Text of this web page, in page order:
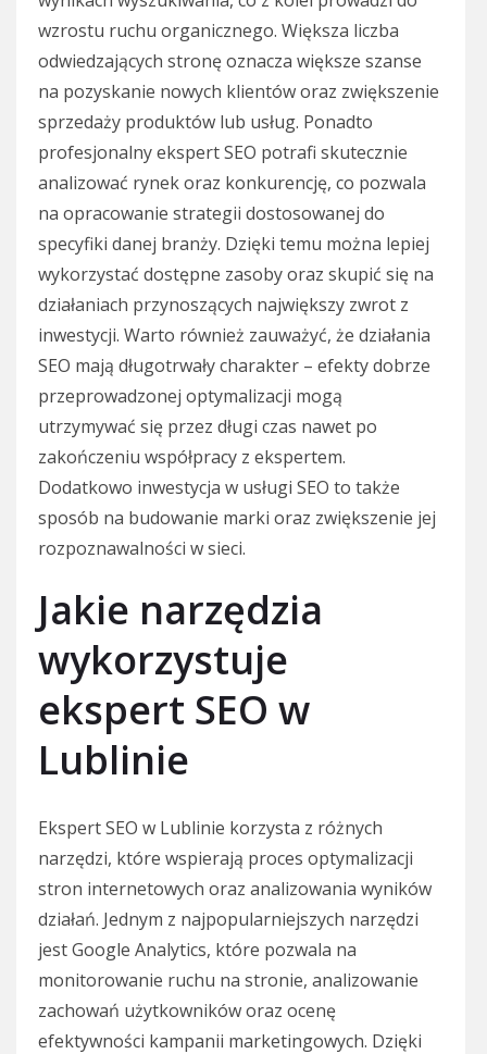
wzrostu ruchu organicznego. Większa liczba
odwiedzających stronę oznacza większe szanse
na pozyskanie nowych klientów oraz zwiększenie
sprzedaży produktów lub usług. Ponadto
profesjonalny ekspert SEO potrafi skutecznie
analizować rynek oraz konkurencję, co pozwala
na opracowanie strategii dostosowanej do
specyfiki danej branży. Dzięki temu można lepiej
wykorzystać dostępne zasoby oraz skupić się na
działaniach przynoszących największy zwrot z
inwestycji. Warto również zauważyć, że działania
SEO mają długotrwały charakter – efekty dobrze
przeprowadzonej optymalizacji mogą
utrzymywać się przez długi czas nawet po
zakończeniu współpracy z ekspertem.
Dodatkowo inwestycja w usługi SEO to także
sposób na budowanie marki oraz zwiększenie jej
rozpoznawalności w sieci.
Jakie narzędzia
wykorzystuje
ekspert SEO w
Lublinie
Ekspert SEO w Lublinie korzysta z różnych
narzędzi, które wspierają proces optymalizacji
stron internetowych oraz analizowania wyników
działań. Jednym z najpopularniejszych narzędzi
jest Google Analytics, które pozwala na
monitorowanie ruchu na stronie, analizowanie
zachowań użytkowników oraz ocenę
efektywności kampanii marketingowych. Dzięki